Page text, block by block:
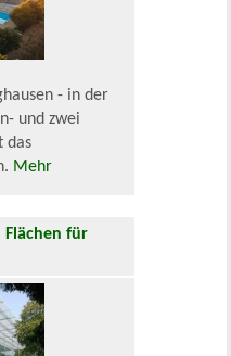
- in der
und zwei
das
Mehr
Flächen für